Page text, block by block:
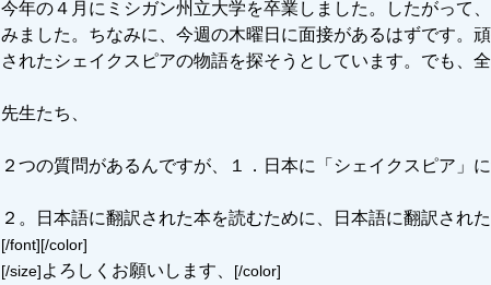
今年の４月にミシガン州立大学を卒業しました。したがって
みました。ちなみに、今週の木曜日に面接があるはずです。
されたシェイクスピアの物語を探そうとしています。でも、
先生たち、
２つの質問があるんですが、１．日本に「シェイクスピア」
２。日本語に翻訳された本を読むために、 日本語に翻訳され
[/font][/color]
[/size]よろしくお願いします、 [/color]